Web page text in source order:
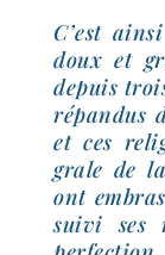
C’est
doux et
depuis
répan­dus
et ces
grale de
ont
sui­vi ses